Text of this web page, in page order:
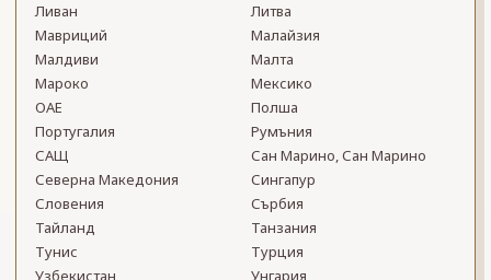
Ливан
Литва
Мавриций
Малайзия
Малдиви
Малта
Мароко
Мексико
ОАЕ
Полша
Португалия
Румъния
САЩ
Сан Марино, Сан Марино
Северна Македония
Сингапур
Словения
Сърбия
Тайланд
Танзания
Тунис
Турция
Узбекистан
Унгария